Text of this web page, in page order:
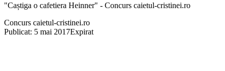
"Caștiga o cafetiera Heinner" - Concurs caietul-cristinei.ro
Concurs caietul-cristinei.ro
Publicat: 5 mai 2017Expirat